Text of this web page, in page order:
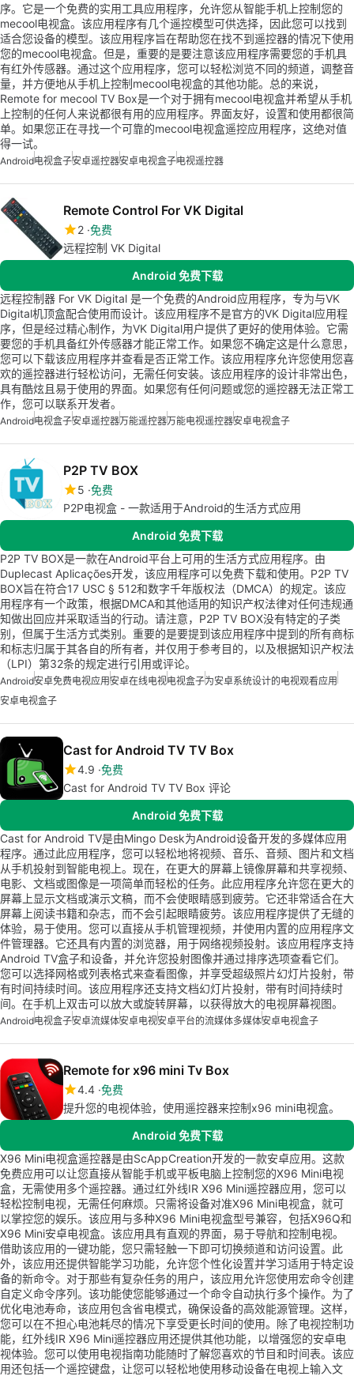
序。它是一个免费的实用工具应用程序，允许您从智能手机上控制您的
mecool电视盒。该应用程序有几个遥控模型可供选择，因此您可以找到
适合您设备的模型。该应用程序旨在帮助您在找不到遥控器的情况下使用
您的mecool电视盒。但是，重要的是要注意该应用程序需要您的手机具
有红外传感器。通过这个应用程序，您可以轻松浏览不同的频道，调整音
量，并方便地从手机上控制mecool电视盒的其他功能。总的来说，
Remote for mecool TV Box是一个对于拥有mecool电视盒并希望从手机
上控制的任何人来说都很有用的应用程序。界面友好，设置和使用都很简
单。如果您正在寻找一个可靠的mecool电视盒遥控应用程序，这绝对值
得一试。
Android电视盒子安卓遥控器安卓电视盒子电视遥控器
Remote Control For VK Digital
2 免费
远程控制 VK Digital
Android 免费下载
远程控制器 For VK Digital 是一个免费的Android应用程序，专为与VK
Digital机顶盒配合使用而设计。该应用程序不是官方的VK Digital应用程
序，但是经过精心制作，为VK Digital用户提供了更好的使用体验。它需
要您的手机具备红外传感器才能正常工作。如果您不确定这是什么意思，
您可以下载该应用程序并查看是否正常工作。该应用程序允许您使用您喜
欢的遥控器进行轻松访问，无需任何安装。该应用程序的设计非常出色，
具有酷炫且易于使用的界面。如果您有任何问题或您的遥控器无法正常工
作，您可以联系开发者。
Android电视盒子安卓遥控器万能遥控器万能电视遥控器安卓电视盒子
P2P TV BOX
5 免费
P2P电视盒 - 一款适用于Android的生活方式应用
Android 免费下载
P2P TV BOX是一款在Android平台上可用的生活方式应用程序。由
Duplecast Aplicações开发，该应用程序可以免费下载和使用。P2P TV
BOX旨在符合17 USC § 512和数字千年版权法（DMCA）的规定。该应
用程序有一个政策，根据DMCA和其他适用的知识产权法律对任何违规通
知做出回应并采取适当的行动。请注意，P2P TV BOX没有特定的子类
别，但属于生活方式类别。重要的是要提到该应用程序中提到的所有商标
和标志归属于其各自的所有者，并仅用于参考目的，以及根据知识产权法
（LPI）第32条的规定进行引用或评论。
Android安卓免费电视应用安卓在线电视电视盒子为安卓系统设计的电视观看应用
安卓电视盒子
Cast for Android TV TV Box
4.9 免费
Cast for Android TV TV Box 评论
Android 免费下载
Cast for Android TV是由Mingo Desk为Android设备开发的多媒体应用
程序。通过此应用程序，您可以轻松地将视频、音乐、音频、图片和文档
从手机投射到智能电视上。现在，在更大的屏幕上镜像屏幕和共享视频、
电影、文档或图像是一项简单而轻松的任务。此应用程序允许您在更大的
屏幕上显示文档或演示文稿，而不会使眼睛感到疲劳。它还非常适合在大
屏幕上阅读书籍和杂志，而不会引起眼睛疲劳。该应用程序提供了无缝的
体验，易于使用。您可以直接从手机管理视频，并使用内置的应用程序文
件管理器。它还具有内置的浏览器，用于网络视频投射。该应用程序支持
Android TV盒子和设备，并允许您投射图像并通过排序选项查看它们。
您可以选择网格或列表格式来查看图像，并享受超级照片幻灯片投射，带
有时间持续时间。该应用程序还支持文档幻灯片投射，带有时间持续时
间。在手机上双击可以放大或旋转屏幕，以获得放大的电视屏幕视图。
Android电视盒子安卓流媒体安卓电视安卓平台的流媒体多媒体安卓电视盒子
Remote for x96 mini Tv Box
4.4 免费
提升您的电视体验，使用遥控器来控制x96 mini电视盒。
Android 免费下载
X96 Mini电视盒遥控器是由ScAppCreation开发的一款安卓应用。这款
免费应用可以让您直接从智能手机或平板电脑上控制您的X96 Mini电视
盒，无需使用多个遥控器。通过红外线IR X96 Mini遥控器应用，您可以
轻松控制电视，无需任何麻烦。只需将设备对准X96 Mini电视盒，就可
以掌控您的娱乐。该应用与多种X96 Mini电视盒型号兼容，包括X96Q和
X96 Mini安卓电视盒。该应用具有直观的界面，易于导航和控制电视。
借助该应用的一键功能，您只需轻触一下即可切换频道和访问设置。此
外，该应用还提供智能学习功能，允许您个性化设置并学习适用于特定设
备的新命令。对于那些有复杂任务的用户，该应用允许您使用宏命令创建
自定义命令序列。该功能使您能够通过一个命令自动执行多个操作。为了
优化电池寿命，该应用包含省电模式，确保设备的高效能源管理。这样，
您可以在不担心电池耗尽的情况下享受更长时间的使用。除了电视控制功
能，红外线IR X96 Mini遥控器应用还提供其他功能，以增强您的安卓电
视体验。您可以使用电视指南功能随时了解您喜欢的节目和时间表。该应
用还包括一个遥控键盘，让您可以轻松地使用移动设备在电视上输入文